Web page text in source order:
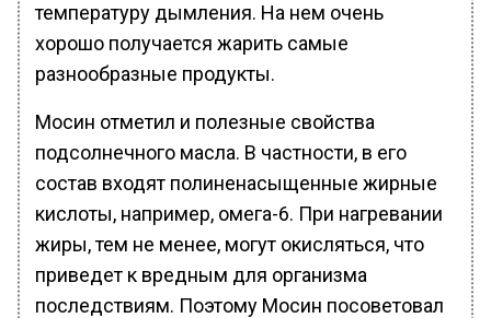
температуру дымления. На нем очень
хорошо получается жарить самые
разнообразные продукты.
Мосин отметил и полезные свойства
подсолнечного масла. В частности, в его
состав входят полиненасыщенные жирные
кислоты, например, омега-6. При нагревании
жиры, тем не менее, могут окисляться, что
приведет к вредным для организма
последствиям. Поэтому Мосин посоветовал